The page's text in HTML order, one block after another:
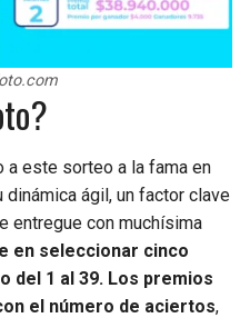
a este sorteo a la fama en
ágil, un factor clave
entregue con muchísima
en seleccionar cinco
del 1 al 39. Los premios
el número de aciertos,